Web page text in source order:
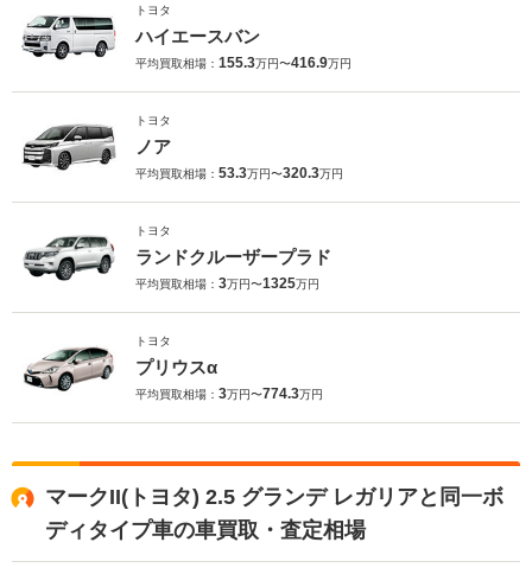
トヨタ
ハイエースバン
平均買取相場： 155.3万円〜416.9万円
トヨタ
ノア
平均買取相場： 53.3万円〜320.3万円
トヨタ
ランドクルーザープラド
平均買取相場： 3万円〜1325万円
トヨタ
プリウスα
平均買取相場： 3万円〜774.3万円
マークII(トヨタ) 2.5 グランデ レガリアと同一ボ
ディタイプ車の車買取・査定相場